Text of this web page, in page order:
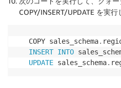
COPY/INSERT/UPDATE を実行
COPY sales_schema.
INSERT INTO
UPDATE sales_schema.